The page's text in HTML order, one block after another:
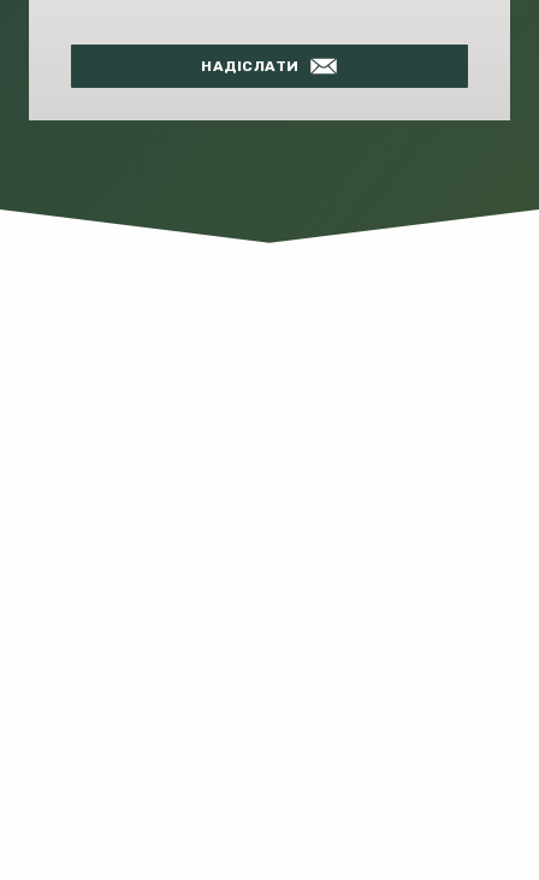
НАДІСЛАТИ